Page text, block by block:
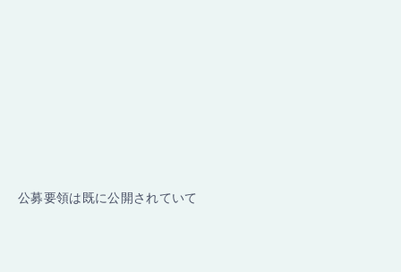
公募要領は既に公開されていて